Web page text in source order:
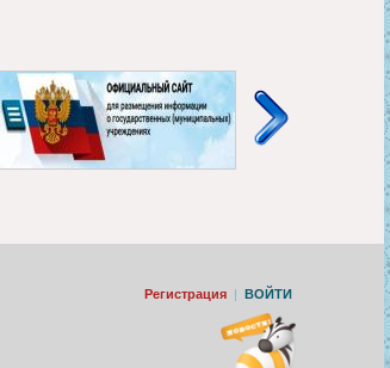
Регистрация | ВОЙТИ